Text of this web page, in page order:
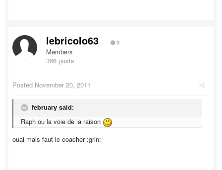
lebricolo63 0
Members
366 posts
Posted November 20, 2011
february said:
Raph ou la voie de la raison
ouai mais faut le coacher :grin: